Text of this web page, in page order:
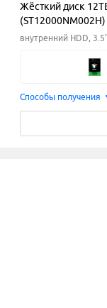
Жёсткий диск
(ST12000NM002H)
внутренний HDD,
Способы получения